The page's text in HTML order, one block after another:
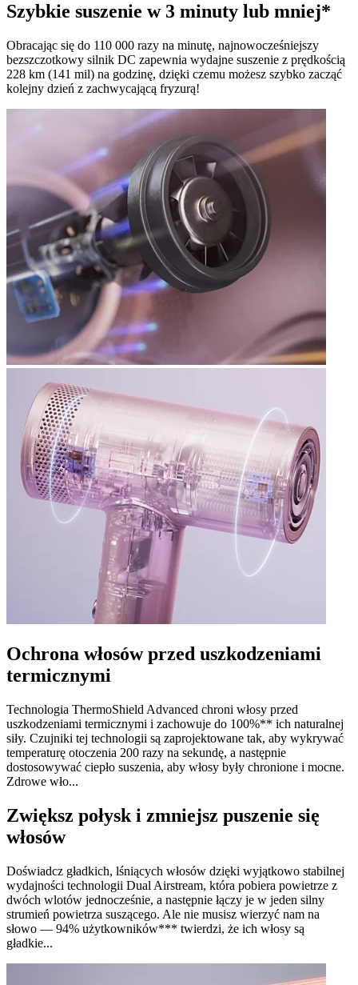
Szybkie suszenie w 3 minuty lub mniej*
Obracając się do 110 000 razy na minutę, najnowocześniejszy
bezszczotkowy silnik DC zapewnia wydajne suszenie z prędkością
228 km (141 mil) na godzinę, dzięki czemu możesz szybko zacząć
kolejny dzień z zachwycającą fryzurą!
Ochrona włosów przed uszkodzeniami
termicznymi
Technologia ThermoShield Advanced chroni włosy przed
uszkodzeniami termicznymi i zachowuje do 100%** ich naturalnej
siły. Czujniki tej technologii są zaprojektowane tak, aby wykrywać
temperaturę otoczenia 200 razy na sekundę, a następnie
dostosowywać ciepło suszenia, aby włosy były chronione i mocne.
Zdrowe wło...
Zwiększ połysk i zmniejsz puszenie się
włosów
Doświadcz gładkich, lśniących włosów dzięki wyjątkowo stabilnej
wydajności technologii Dual Airstream, która pobiera powietrze z
dwóch wlotów jednocześnie, a następnie łączy je w jeden silny
strumień powietrza suszącego. Ale nie musisz wierzyć nam na
słowo — 94% użytkowników*** twierdzi, że ich włosy są
gładkie...